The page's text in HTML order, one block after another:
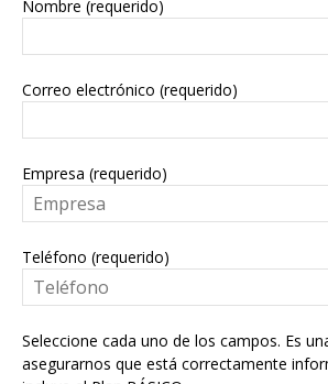
Nombre (requerido)
Correo electrónico (requerido)
Empresa (requerido)
Teléfono (requerido)
Seleccione cada uno de los campos. Es
asegurarnos que está correctamente